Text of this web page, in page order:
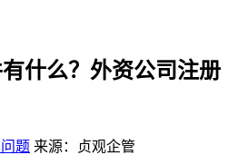
什么？外资公司注册
题 来源：贞观企管